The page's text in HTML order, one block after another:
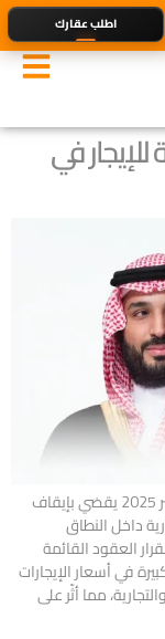
اطلب عقارك
في
في خطوة مفاجئة، صدَر مرسوم ملكي يوم 25 سبتمبر 2025 يقضي بإيقاف
داخل النطاق
العقود القائمة
في أسعار الإيجارات
مما أثّر على